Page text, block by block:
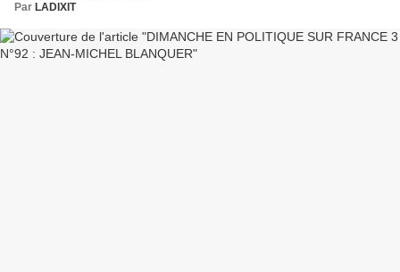
Par LADIXIT